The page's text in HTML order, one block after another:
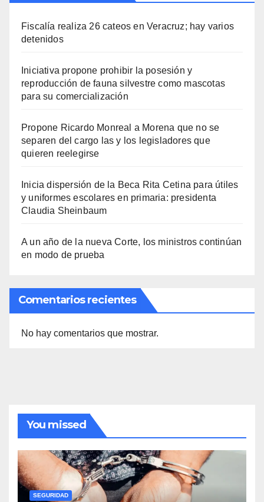
Fiscalía realiza 26 cateos en Veracruz; hay varios
detenidos
Iniciativa propone prohibir la posesión y
reproducción de fauna silvestre como mascotas
para su comercialización
Propone Ricardo Monreal a Morena que no se
separen del cargo las y los legisladores que
quieren reelegirse
Inicia dispersión de la Beca Rita Cetina para útiles
y uniformes escolares en primaria: presidenta
Claudia Sheinbaum
A un año de la nueva Corte, los ministros continúan
en modo de prueba
Comentarios recientes
No hay comentarios que mostrar.
You missed
SEGURIDAD